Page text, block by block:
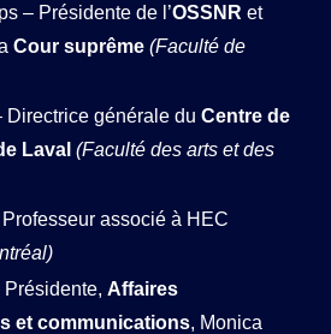
– Présidente de l’OSSNR et
Cour suprême (Faculté de
générale du Centre de
Laval (Faculté des arts et des
associé à HEC
Affaires
et communications, Monica